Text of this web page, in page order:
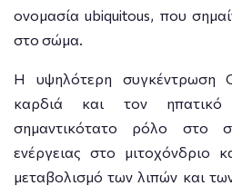
ονομασία ubiquitous, που
στο σώμα.
Η υψηλότερη συγκέντρωση
καρδιά και τον ηπατικό
σημαντικότατο ρόλο στο
ενέργειας στο μιτοχόνδριο
μεταβολισμό των λιπών και